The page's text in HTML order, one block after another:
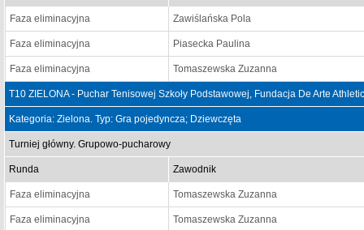
Faza eliminacyjna Zawiślańska Pola
Faza eliminacyjna Piasecka Paulina
Faza eliminacyjna Tomaszewska Zuzanna
T10 ZIELONA - Puchar Tenisowej Szkoły Podstawowej, Fundacja De Arte
Kategoria: Zielona. Typ: Gra pojedyncza; Dziewczęta
Turniej główny. Grupowo-pucharowy
Runda Zawodnik
Faza eliminacyjna Tomaszewska Zuzanna
Faza eliminacyjna Tomaszewska Zuzanna